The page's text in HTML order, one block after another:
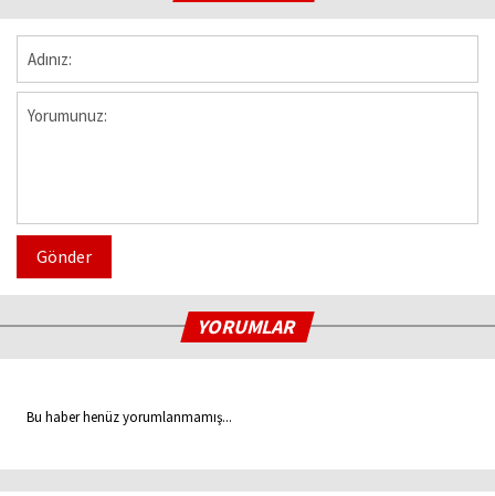
Gönder
YORUMLAR
Bu haber henüz yorumlanmamış...